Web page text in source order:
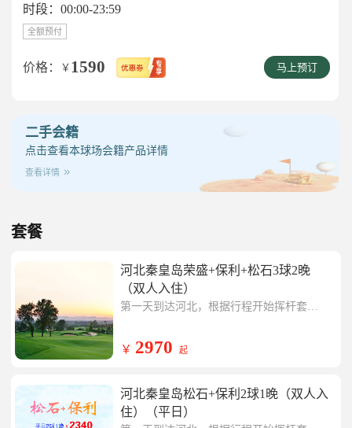
时段：00:00-23:59
全额预付
价格： ￥ 1590 马上预订
二手会籍
点击查看本球场会籍产品详情
查看详情
套餐
河北秦皇岛荣盛+保利+松石3球2晚
（双人入住）
第一天到达河北，根据行程开始挥杆套餐
结束返回温暖的家。
￥ 2970 起
河北秦皇岛松石+保利2球1晚（双人入
住）（平日）